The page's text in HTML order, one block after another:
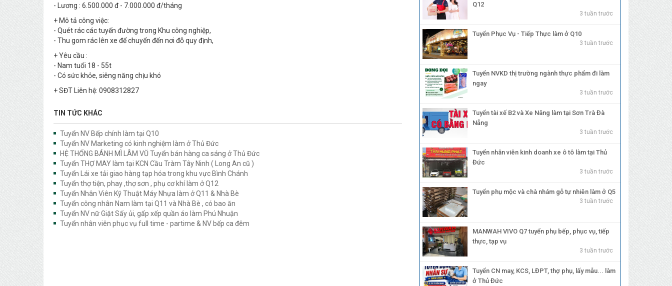
- Lương : 6.500.000 đ - 7.000.000 đ/tháng
+ Mô tả công việc:
- Quét rác các tuyến đường trong Khu công nghiệp,
- Thu gom rác lên xe để chuyển đến nơi đỗ quy định,
+ Yêu cầu :
- Nam tuổi 18 - 55t
- Có sức khỏe, siêng năng chịu khó
+ SĐT Liên hệ: 0908312827
TIN TỨC KHÁC
Tuyển NV Bếp chính làm tại Q10
Tuyển NV Marketing có kinh nghiệm làm ở Thủ Đức
HỆ THỐNG BÁNH MÌ LÂM VŨ Tuyển bán hàng ca sáng ở Thủ Đức
Tuyển THỢ MAY làm tại KCN Cầu Tràm Tây Ninh ( Long An cũ )
Tuyển Lái xe tải giao hàng tạp hóa trong khu vực Bình Chánh
Tuyển thợ tiện, phay ,thợ sơn , phụ cơ khí làm ở Q12
Tuyển Nhân Viên Kỹ Thuật Máy Nhựa làm ở Q11 & Nhà Bè
Tuyển công nhân Nam làm tại Q11 và Nhà Bè , có bao ăn
Tuyển NV nữ Giặt Sấy ủi, gấp xếp quần áo làm Phú Nhuận
Tuyển nhân viên phục vụ full time - partime & NV bếp ca đêm
Q12
3 tuần trước
Tuyển Phục Vụ - Tiếp Thực làm ở Q10
3 tuần trước
Tuyển NVKD thị trường ngành thực phẩm đi làm
ngay
3 tuần trước
Tuyển tài xế B2 và Xe Nâng làm tại Sơn Trà Đà
Nẵng
3 tuần trước
Tuyển nhân viên kinh doanh xe ô tô làm tại Thủ
Đức
3 tuần trước
Tuyển phụ mộc và chà nhám gỗ tự nhiên làm ở Q5
3 tuần trước
MANWAH VIVO Q7 tuyển phụ bếp, phục vụ, tiếp
thực, tạp vụ
3 tuần trước
Tuyển CN may, KCS, LĐPT, thợ phụ, lấy mẫu... làm
ở Thủ Đức